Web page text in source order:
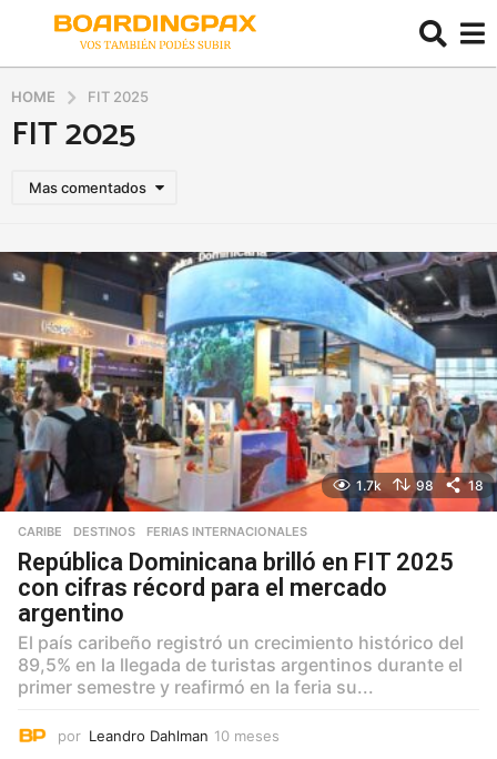
HOME FIT 2025
FIT 2025
Mas comentados
1.7k 98 18
CARIBE ,DESTINOS ,FERIAS INTERNACIONALES
República Dominicana brilló en FIT 2025
con cifras récord para el mercado
argentino
El país caribeño registró un crecimiento histórico del
89,5% en la llegada de turistas argentinos durante el
primer semestre y reafirmó en la feria su...
por Leandro Dahlman 10 meses